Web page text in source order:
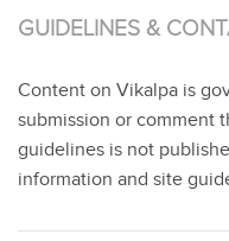
GUIDELINES &
Content on Vikalpa is
submission or comment
guidelines is not
information and site